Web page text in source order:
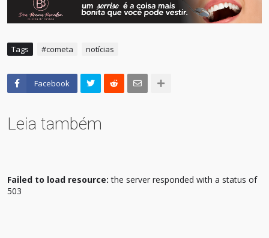
Tags #cometa notícias
Facebook
Leia também
Failed to load resource: the server responded with a status of
503